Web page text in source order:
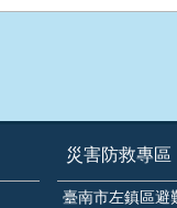
災害防救專區
臺南市左鎮區避